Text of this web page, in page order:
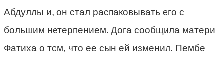
Абдуллы и, он стал распаковывать его с
большим нетерпением. Дога сообщила матери
Фатиха о том, что ее сын ей изменил. Пембе